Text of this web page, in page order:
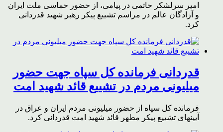
امیر سرلشکر حاتمی در پیامی، از حضور حماسی ملت ایران
و آزادگان عالم در مراسم تشییع پیکر رهبر شهید قدردانی
کرد.
قدردانی فرمانده کل سپاه جهت حضور
میلیونی مردم در تشییع قائد شهید امت
فرمانده کل سپاه از حضور میلیونی مردم ایران و عراق در
آیینهای تشییع پیکر مطهر قائد شهید امت قدردانی کرد.